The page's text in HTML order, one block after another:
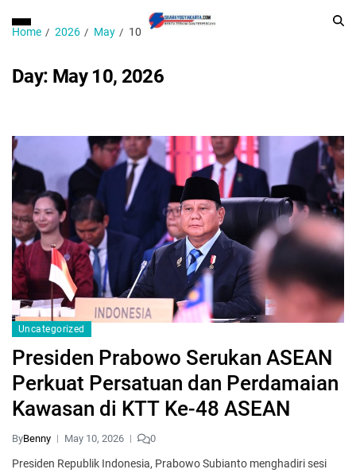
Home 2026 May 10
Day: May 10, 2026
Uncategorized
Presiden Prabowo Serukan ASEAN
Perkuat Persatuan dan Perdamaian
Kawasan di KTT Ke-48 ASEAN
ByBenny May 10, 2026 0
Presiden Republik Indonesia, Prabowo Subianto menghadiri sesi